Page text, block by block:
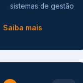
sistemas de gestão
Saiba mais